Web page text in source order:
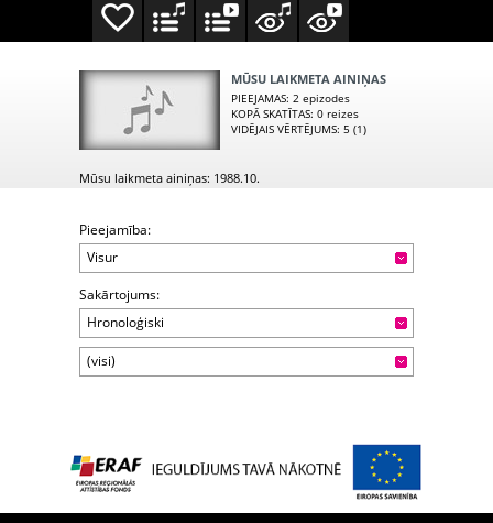
MŪSU LAIKMETA AINIŅAS
PIEEJAMAS: 2 epizodes
KOPĀ SKATĪTAS: 0 reizes
VIDĒJAIS VĒRTĒJUMS: 5 (1)
Mūsu laikmeta ainiņas: 1988.10.
Pieejamība:
Visur
Sakārtojums:
Hronoloģiski
(visi)